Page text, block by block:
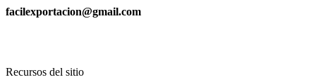
facilexportacion@gmail.com
Recursos del sitio